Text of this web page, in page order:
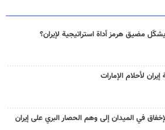
يشكّل مضيق هرمز أداة استراتيجية لإيران؟
لأحلام الإمارات
في الميدان إلى وهم الحصار البري على إيران